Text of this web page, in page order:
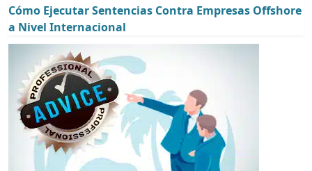
Cómo Ejecutar Sentencias Contra Empresas Offshore
a Nivel Internacional